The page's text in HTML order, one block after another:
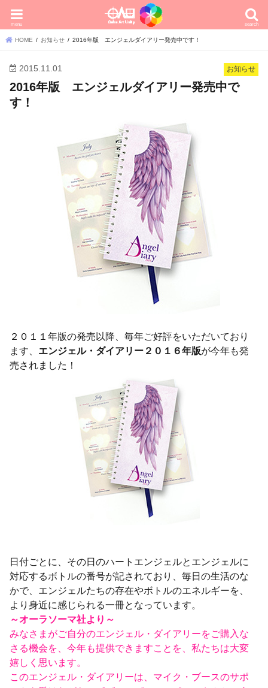
search
menu
HOME お知らせ 2016年版 エンジェルダイアリー発売中です！
お知らせ
2015.11.01
2016年版 エンジェルダイアリー発売中で
す！
２０１１年版の発売以降、毎年ご好評をいただいており
ます、 エンジェル・ダイアリー２０１６年版が今年も発
売されました！
日付ごとに、その日のハートエンジェルとエンジェルに
対応するボトルの番号が記されており、毎日の生活のな
かで、エンジェルたちの存在やボトルのエネルギーを、
より身近に感じられる一冊となっています。
～オーラソーマ社より～
みなさまがご自分のエンジェル・ダイアリーをご購入な
さる機会を、今年も提供できますことを、私たちは大変
嬉しく思います。
このエンジェル・ダイアリーは、マイク・ブースのサポ